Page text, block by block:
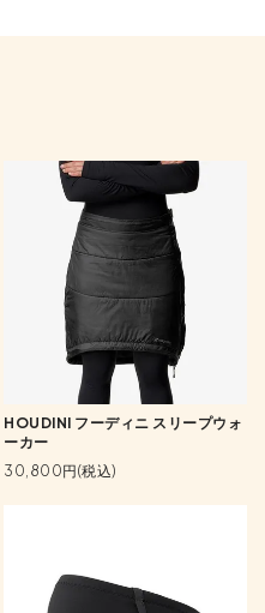
HOUDINI フーディニ スリープウォ
ーカー
30,800円(税込)